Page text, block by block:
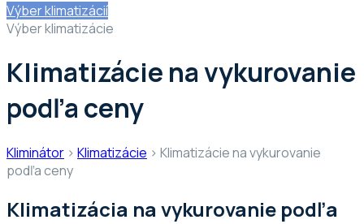
Výber klimatizácií
Výber klimatizácie
Klimatizácie na vykurovanie
podľa ceny
Kliminátor > Klimatizácie > Klimatizácie na vykurovanie
podľa ceny
Klimatizácia na vykurovanie podľa